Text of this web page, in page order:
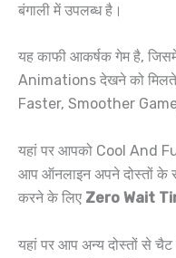
बंगाली में उपलब्ध है।
यह काफी आकर्षक गेम है,
Animations देखने को मिलते
Faster, Smoother
यहां पर आपको Cool And
आप ऑनलाइन अपने दोस्तों
करने के लिए Zero Wait
यहां पर आप अन्य दोस्तों से